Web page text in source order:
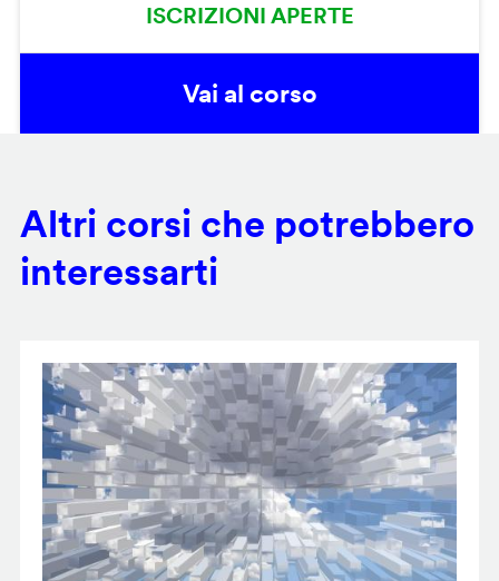
ISCRIZIONI APERTE
Vai al corso
Altri corsi che potrebbero
interessarti